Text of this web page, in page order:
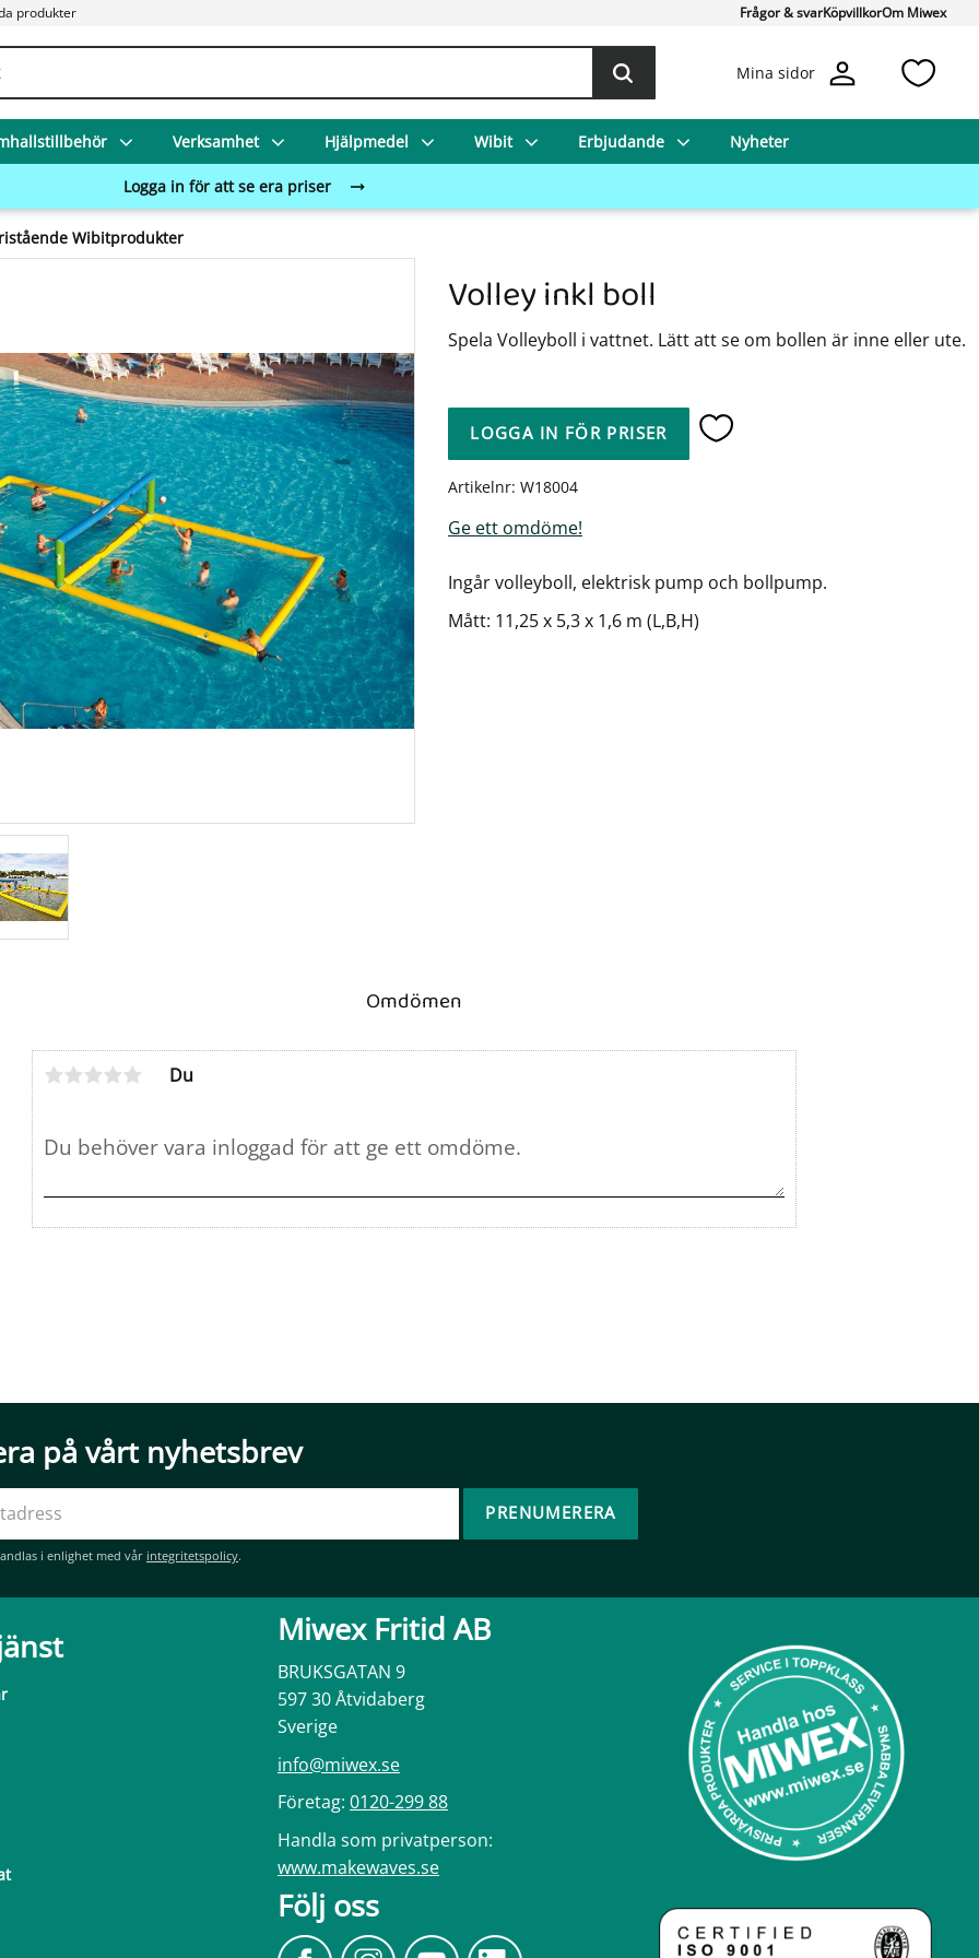
produkter Frågor & svarKöpvillkorOm Miwex
Mina sidor
Verksamhet Hjälpmedel Wibit Erbjudande Nyheter
Logga in för att se era priser
Wibitprodukter
Volley inkl boll
Spela Volleyboll i vattnet. Lätt att se om bollen är inne eller ute.
LOGGA IN FÖR PRISER Lägg till i favoriter
Artikelnr W18004
Ge ett omdöme!
Ingår volleyboll, elektrisk pump och bollpump.
Mått: 11,25 x 5,3 x 1,6 m (L,B,H)
Omdömen
Du
på vårt nyhetsbrev
PRENUMERERA
i enlighet med vår integritetspolicy.
Miwex Fritid AB
BRUKSGATAN 9
597 30 Åtvidaberg
Sverige
info@miwex.se
Företag: 0120-299 88
Handla som privatperson:
www.makewaves.se
Följ oss